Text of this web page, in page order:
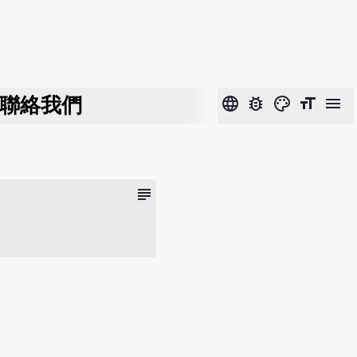
絡我們 language bug_report color_lens format_size menu
subject